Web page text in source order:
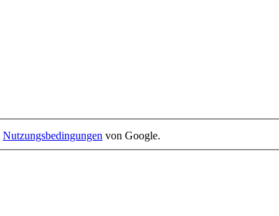
Nutzungsbedingungen von Google.